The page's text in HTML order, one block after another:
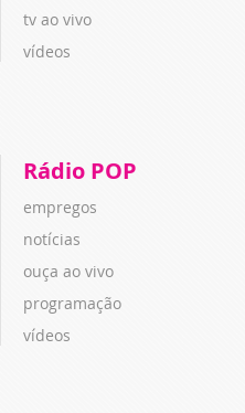
tv ao vivo
vídeos
Rádio POP
empregos
notícias
ouça ao vivo
programação
vídeos